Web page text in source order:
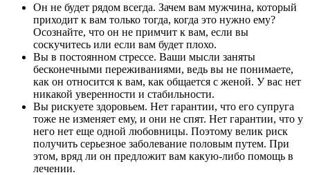
Он не будет рядом всегда. Зачем вам мужчина, который
приходит к вам только тогда, когда это нужно ему?
Осознайте, что он не примчит к вам, если вы
соскучитесь или если вам будет плохо.
Вы в постоянном стрессе. Ваши мысли заняты
бесконечными переживаниями, ведь вы не понимаете,
как он относится к вам, как общается с женой. У вас нет
никакой уверенности и стабильности.
Вы рискуете здоровьем. Нет гарантии, что его супруга
тоже не изменяет ему, и они не спят. Нет гарантии, что у
него нет еще одной любовницы. Поэтому велик риск
получить серьезное заболевание половым путем. При
этом, вряд ли он предложит вам какую-либо помощь в
лечении.